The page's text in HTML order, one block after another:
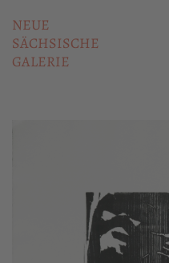
NEUE
SÄCHSISCHE
GALERIE